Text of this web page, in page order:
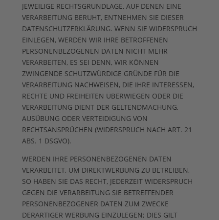
JEWEILIGE RECHTSGRUNDLAGE, AUF DENEN EINE
VERARBEITUNG BERUHT, ENTNEHMEN SIE DIESER
DATENSCHUTZERKLÄRUNG. WENN SIE WIDERSPRUCH
EINLEGEN, WERDEN WIR IHRE BETROFFENEN
PERSONENBEZOGENEN DATEN NICHT MEHR
VERARBEITEN, ES SEI DENN, WIR KÖNNEN
ZWINGENDE SCHUTZWÜRDIGE GRÜNDE FÜR DIE
VERARBEITUNG NACHWEISEN, DIE IHRE INTERESSEN,
RECHTE UND FREIHEITEN ÜBERWIEGEN ODER DIE
VERARBEITUNG DIENT DER GELTENDMACHUNG,
AUSÜBUNG ODER VERTEIDIGUNG VON
RECHTSANSPRÜCHEN (WIDERSPRUCH NACH ART. 21
ABS. 1 DSGVO).
WERDEN IHRE PERSONENBEZOGENEN DATEN
VERARBEITET, UM DIREKTWERBUNG ZU BETREIBEN,
SO HABEN SIE DAS RECHT, JEDERZEIT WIDERSPRUCH
GEGEN DIE VERARBEITUNG SIE BETREFFENDER
PERSONENBEZOGENER DATEN ZUM ZWECKE
DERARTIGER WERBUNG EINZULEGEN; DIES GILT